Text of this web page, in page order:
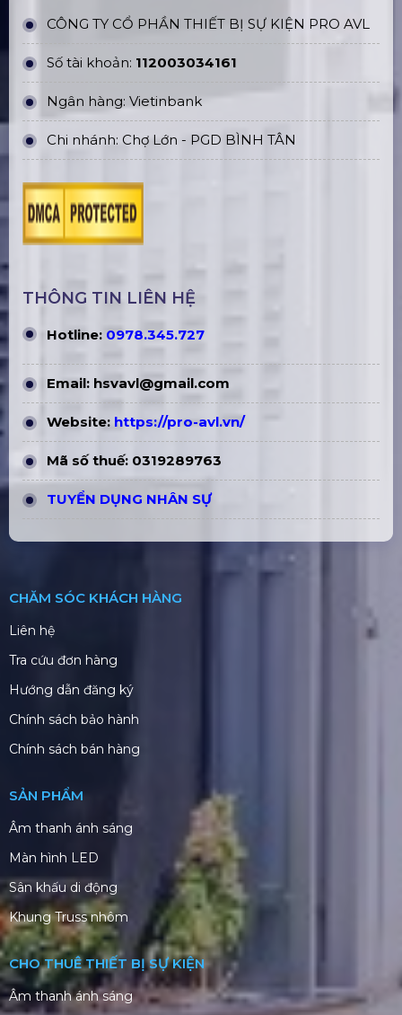
CÔNG TY CỔ PHẦN THIẾT BỊ SỰ KIỆN PRO AVL
Số tài khoản: 112003034161
Ngân hàng: Vietinbank
Chi nhánh: Chợ Lớn - PGD BÌNH TÂN
THÔNG TIN LIÊN HỆ
Hotline: 0978.345.727
Email: hsvavl@gmail.com
Website: https://pro-avl.vn/
Mã số thuế: 0319289763
TUYỂN DỤNG NHÂN SỰ
CHĂM SÓC KHÁCH HÀNG
Liên hệ
Tra cứu đơn hàng
Hướng dẫn đăng ký
Chính sách bảo hành
Chính sách bán hàng
SẢN PHẨM
Âm thanh ánh sáng
Màn hình LED
Sân khấu di động
Khung Truss nhôm
CHO THUÊ THIẾT BỊ SỰ KIỆN
Âm thanh ánh sáng